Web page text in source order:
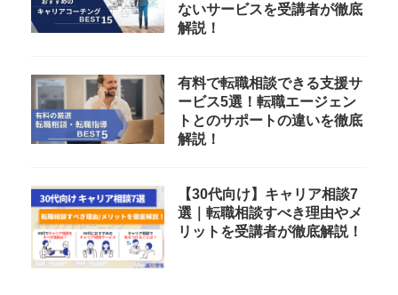
ないサービスを受講者が徹底
解説！
有料で転職相談できる支援サ
ービス5選！転職エージェン
トとのサポートの違いを徹底
解説！
【30代向け】キャリア相談7
選｜転職相談すべき理由やメ
リットを受講者が徹底解説！